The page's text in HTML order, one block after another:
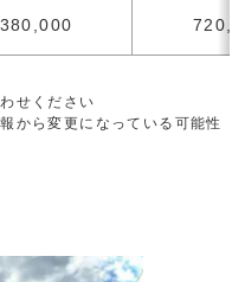
380,000
せください
から変更になっている可能性